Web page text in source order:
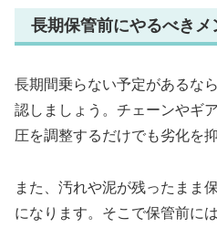
長期保管前にやるべきメ
長期間乗らない予定があるな
認しましょう。チェーンやギ
圧を調整するだけでも劣化を
また、汚れや泥が残ったまま
になります。そこで保管前に